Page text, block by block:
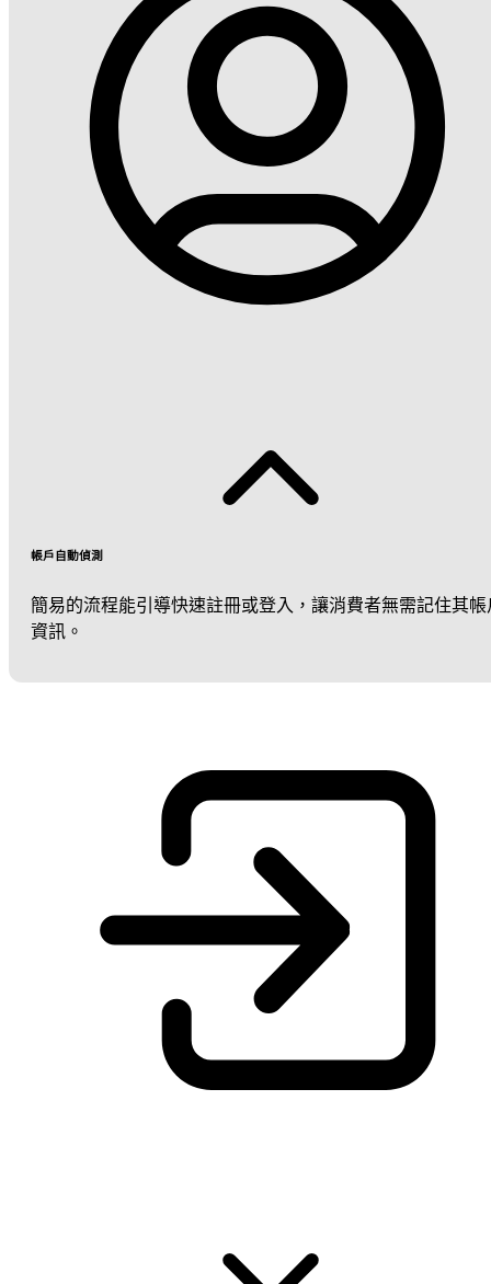
帳戶自動偵測
簡易的流程能引導快速註冊或登入，讓消費者無需記住其帳
資訊。